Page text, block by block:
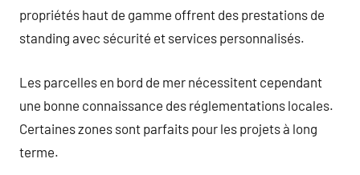
propriétés haut de gamme offrent des prestations de
standing avec sécurité et services personnalisés.
Les parcelles en bord de mer nécessitent cependant
une bonne connaissance des réglementations locales.
Certaines zones sont parfaits pour les projets à long
terme.